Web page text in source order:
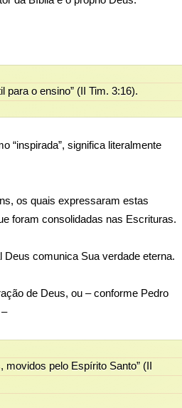
para o ensino” (II Tim. 3:16).
“inspirada”, significa literalmente
os quais expressaram estas
foram consolidadas nas Escrituras.
comunica Sua verdade eterna.
de Deus, ou – conforme Pedro
–
movidos pelo Espírito Santo” (II